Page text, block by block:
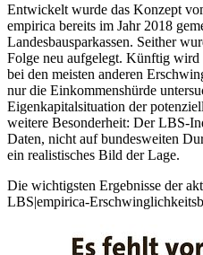
Entwickelt wurde das Konzept
empirica bereits im Jahr 2018
Landesbausparkassen. Seither
Folge neu aufgelegt. Künftig
bei den meisten anderen
nur die Einkommenshürde
Eigenkapitalsituation der
weitere Besonderheit: Der LBS-
Daten, nicht auf bundesweiten
ein realistisches Bild der Lage.
Die wichtigsten Ergebnisse der
LBS|empirica-